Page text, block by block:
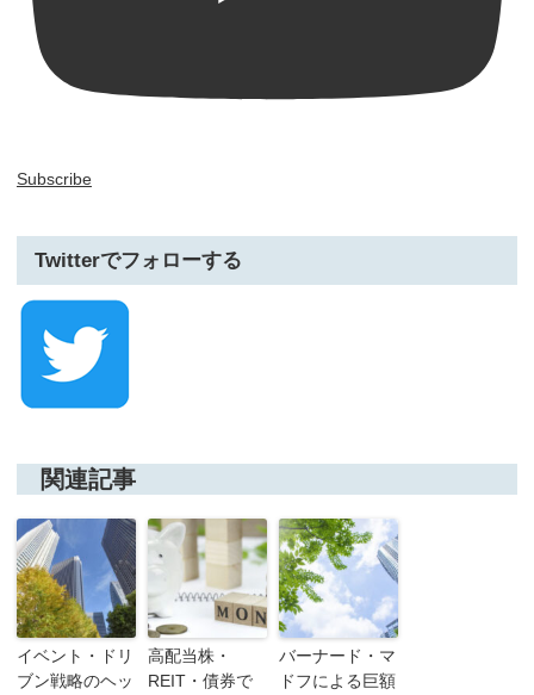
Subscribe
Twitterでフォローする
関連記事
イベント・ドリ
ブン戦略のヘッ
高配当株・
REIT・債券で
バーナード・マ
ドフによる巨額